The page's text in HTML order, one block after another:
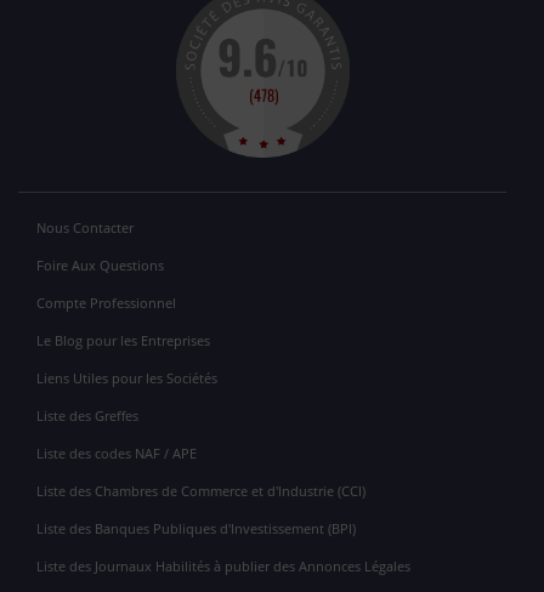
Nous Contacter
Foire Aux Questions
Compte Professionnel
Le Blog pour les Entreprises
Liens Utiles pour les Sociétés
Liste des Greffes
Liste des codes NAF / APE
Liste des Chambres de Commerce et d'Industrie (CCI)
Liste des Banques Publiques d'Investissement (BPI)
Liste des Journaux Habilités à publier des Annonces Légales